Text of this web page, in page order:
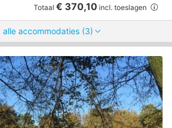
Totaal € 370,10 incl. toeslagen
alle accommodaties (3)